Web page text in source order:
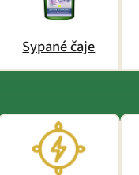
Sypané čaje